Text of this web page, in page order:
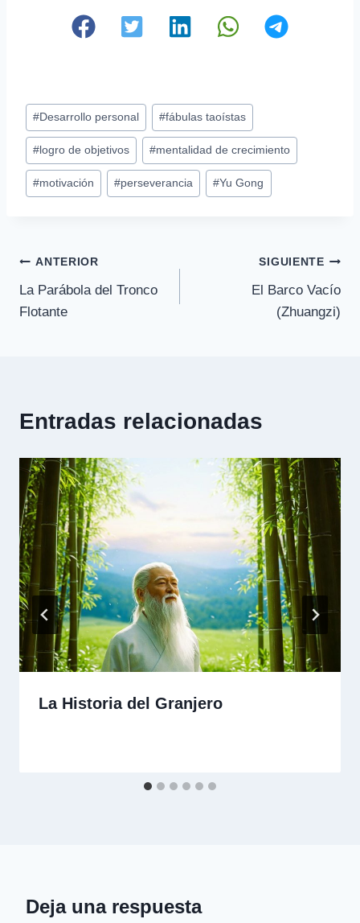
Etiquetas
de
la
entrada:
#Desarrollo personal #fábulas taoístas
# logro de objetivos #mentalidad de crecimiento
#motivación #perseverancia #Yu Gong
Navegación
de
ANTERIOR
La Parábola del Tronco
Flotante
SIGUIENTE
El Barco Vacío
(Zhuangzi)
Entradas relacionadas
La Historia del Granjero
Deja una respuesta